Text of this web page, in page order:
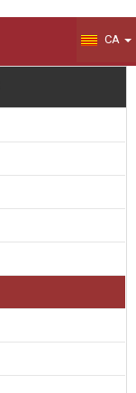
CA